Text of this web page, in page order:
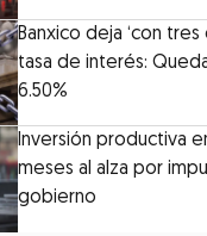
Banxico deja ‘con tres
tasa de interés:
6.50%
Inversión productiva
meses al alza por
gobierno